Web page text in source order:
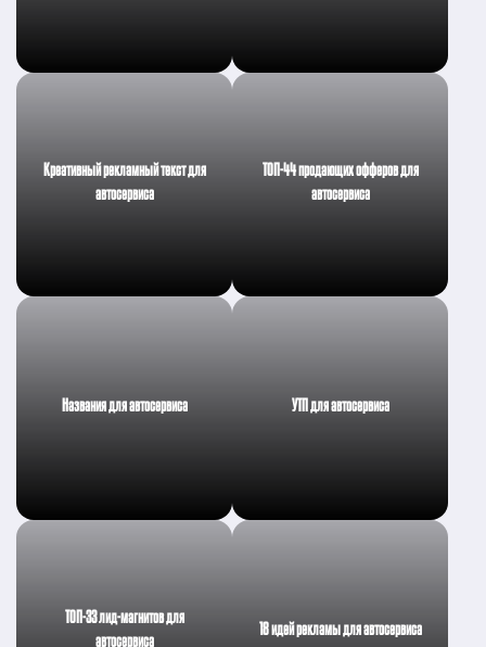
Креативный рекламный текст для
автосервиса
ТОП-44 продающих офферов для
автосервиса
Названия для автосервиса УТП для автосервиса
ТОП-33 лид-магнитов для
автосервиса
18 идей рекламы для автосервиса